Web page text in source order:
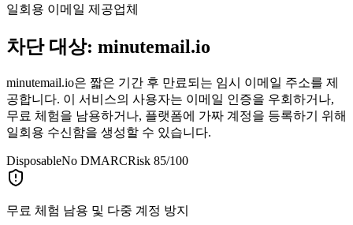
일회용 이메일 제공업체
차단 대상: minutemail.io
minutemail.io은 짧은 기간 후 만료되는 임시 이메일 주소를 제
공합니다. 이 서비스의 사용자는 이메일 인증을 우회하거나,
무료 체험을 남용하거나, 플랫폼에 가짜 계정을 등록하기 위해
일회용 수신함을 생성할 수 있습니다.
DisposableNo DMARCRisk 85/100
무료 체험 남용 및 다중 계정 방지